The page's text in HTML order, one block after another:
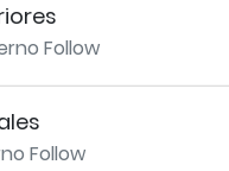
Follow
Follow